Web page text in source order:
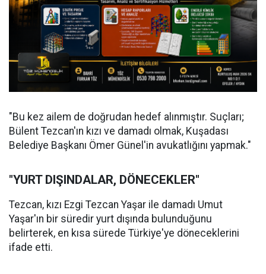
"Bu kez ailem de doğrudan hedef alınmıştır. Suçları;
Bülent Tezcan'ın kızı ve damadı olmak, Kuşadası
Belediye Başkanı Ömer Günel'in avukatlığını yapmak."
"YURT DIŞINDALAR, DÖNECEKLER"
Tezcan, kızı Ezgi Tezcan Yaşar ile damadı Umut
Yaşar'ın bir süredir yurt dışında bulunduğunu
belirterek, en kısa sürede Türkiye'ye döneceklerini
ifade etti.